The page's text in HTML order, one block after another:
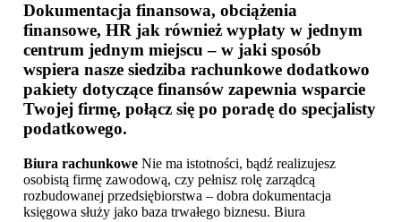
Dokumentacja finansowa, obciążenia
finansowe, HR jak również wypłaty w jednym
centrum jednym miejscu – w jaki sposób
wspiera nasze siedziba rachunkowe dodatkowo
pakiety dotyczące finansów zapewnia wsparcie
Twojej firmę, połącz się po poradę do specjalisty
podatkowego.
Biura rachunkowe Nie ma istotności, bądź realizujesz
osobistą firmę zawodową, czy pełnisz rolę zarządcą
rozbudowanej przedsiębiorstwa – dobra dokumentacja
księgowa służy jako baza trwałego biznesu. Biura